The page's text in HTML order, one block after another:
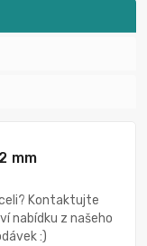
mm
Kontaktujte
nabídku z našeho
:)